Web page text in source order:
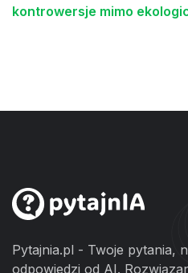
kontrowersje mimo
Pytajnia.pl - Twoje pytania,
odpowiedzi od AI.